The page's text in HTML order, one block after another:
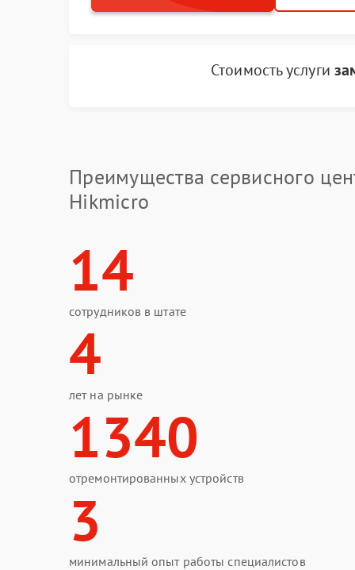
Стоимость услуги
Преимущества сервисного
Hikmicro
14
сотрудников в штате
4
лет на рынке
1340
отремонтированных устройств
3
минимальный опыт работы специалистов